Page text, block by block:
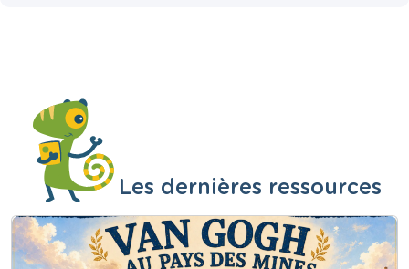
Les dernières ressources